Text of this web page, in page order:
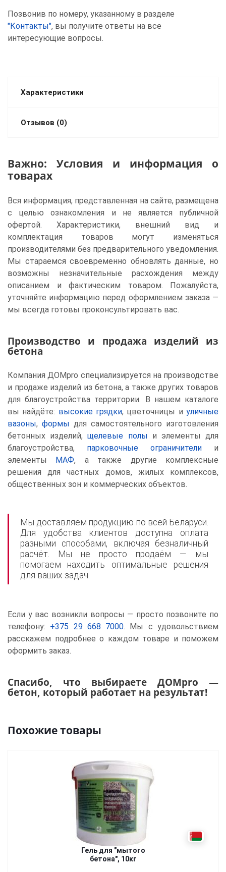
Позвонив по номеру, указанному в разделе
"Контакты", вы получите ответы на все
интересующие вопросы.
Характеристики
Отзывов (0)
Важно: Условия и информация о
товарах
Вся информация, представленная на сайте, размещена
с целью ознакомления и не является публичной
офертой. Характеристики, внешний вид и
комплектация товаров могут изменяться
производителями без предварительного уведомления.
Мы стараемся своевременно обновлять данные, но
возможны незначительные расхождения между
описанием и фактическим товаром. Пожалуйста,
уточняйте информацию перед оформлением заказа —
мы всегда готовы проконсультировать вас.
Производство и продажа изделий из
бетона
Компания ДОМpro специализируется на производстве
и продаже изделий из бетона, а также других товаров
для благоустройства территории. В нашем каталоге
вы найдёте: высокие грядки, цветочницы иуличные
вазоны, формы для самостоятельного изготовления
бетонных изделий,щелевые полы и элементы для
благоустройства, парковочные ограничители и
элементы МАФ, а также другие комплексные
решения для частных домов, жилых комплексов,
общественных зон и коммерческих объектов.
Мы доставляем продукцию по всей Беларуси.
Для удобства клиентов доступна оплата
разными способами, включая безналичный
расчёт. Мы не просто продаём — мы
помогаем находить оптимальные решения
для ваших задач.
Если у вас возникли вопросы — просто позвоните по
телефону: +375 29 668 7000. Мы с удовольствием
расскажем подробнее о каждом товаре и поможем
оформить заказ.
Спасибо, что выбираете ДОМpro —
бетон, который работает на результат!
Похожие товары
Гель для "мытого
бетона", 10кг